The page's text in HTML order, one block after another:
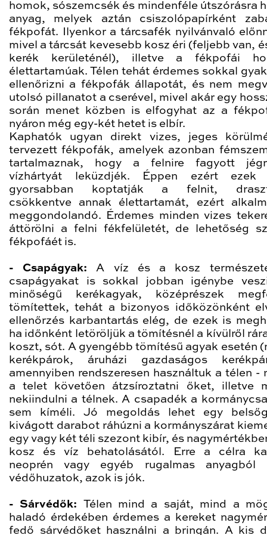
homok, sószemcsék és mindenféle útszórásra
anyag, melyek aztán csiszolópapírként
fékpofát. Ilyenkor a tárcsafék nyilvánvaló
mivel a tárcsát kevesebb kosz éri (feljebb van,
kerék kerületénél), illetve a fékpofái
élettartamúak. Télen tehát érdemes sokkal
ellenőrizni a fékpofák állapotát, és nem
utolsó pillanatot a cserével, mivel akár egy
során menet közben is elfogyhat az a
nyáron még egy-két hetet is elbír.
Kaphatók ugyan direkt vizes, jeges
tervezett fékpofák, amelyek azonban
tartalmaznak, hogy a felnire fagyott
vízhártyát leküzdjék. Éppen ezért ezek
gyorsabban koptatják a felnit,
csökkentve annak élettartamát, ezért
meggondolandó. Érdemes minden vizes
áttörölni a felni fékfelületét, de lehetőség
fékpofáét is.
- Csapágyak:A víz és a kosz
csapágyakat is sokkal jobban igénybe
minőségű kerékagyak, középrészek
tömítettek, tehát a bizonyos időközönként
ellenőrzés karbantartás elég, de ezek is
ha időnként letöröljük a tömítésnél a kívülről
koszt, sót. A gyengébb tömítésű agyak esetén
kerékpárok, áruházi gazdaságos
amennyiben rendszeresen használtuk a télen -
a telet követően átzsíroztatni őket, illetve
nekiindulni a télnek. A csapadék a
sem kíméli. Jó megoldás lehet egy
kivágott darabot ráhúzni a kormányszárat
egy vagy két téli szezont kibír, és
kosz és víz behatolásától. Erre a célra
neoprén vagy egyéb rugalmas anyagból
védőhuzatok, azok is jók.
- Sárvédők:
Télen mind a saját, mind a
haladó érdekében érdemes a kereket
fedő sárvédőket használni a bringán. A kis